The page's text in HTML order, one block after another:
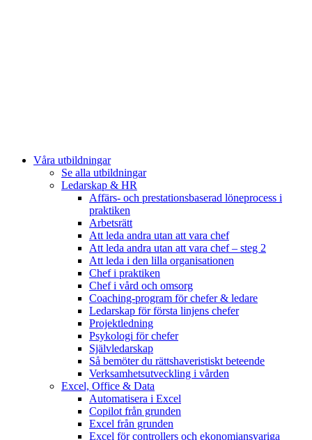
Våra utbildningar
Se alla utbildningar
Ledarskap & HR
Affärs- och prestationsbaserad löneprocess i
praktiken
Arbetsrätt
Att leda andra utan att vara chef
Att leda andra utan att vara chef – steg 2
Att leda i den lilla organisationen
Chef i praktiken
Chef i vård och omsorg
Coaching-program för chefer & ledare
Ledarskap för första linjens chefer
Projektledning
Psykologi för chefer
Självledarskap
Så bemöter du rättshaveristiskt beteende
Verksamhetsutveckling i vården
Excel, Office & Data
Automatisera i Excel
Copilot från grunden
Excel från grunden
Excel för controllers och ekonomiansvariga